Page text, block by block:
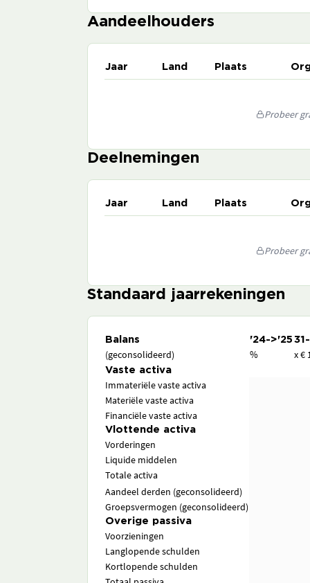
Aandeelhouders
Jaar Land Plaats
Probeer
Deelnemingen
Jaar Land Plaats
Probeer
Standaard jaarrekeningen
Balans '24->'25
(geconsolideerd) % x €
Vaste activa
Immateriële vaste activa
Materiële vaste activa
Financiële vaste activa
Vlottende activa
Vorderingen
Liquide middelen
Totale activa
Aandeel derden (geconsolideerd)
Groepsvermogen (geconsolideerd)
Overige passiva
Voorzieningen
Langlopende schulden
Kortlopende schulden